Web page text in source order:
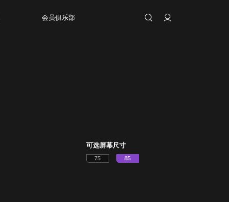
会员俱乐部
可选屏幕尺寸
75 85